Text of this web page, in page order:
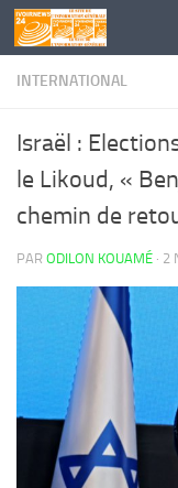
Skip to content
INTERNATIONAL
Israël :
le Likoud, «
chemin de
PAR ODILON KOUAMÉ · 2